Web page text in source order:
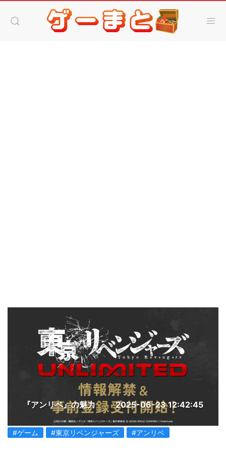
『アンリベ』の魅力 2025-06-23 12:42:45
#ゲーム #東京リベンジャーズ #アンリベ